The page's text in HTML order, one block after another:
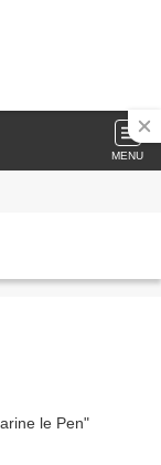
MENU